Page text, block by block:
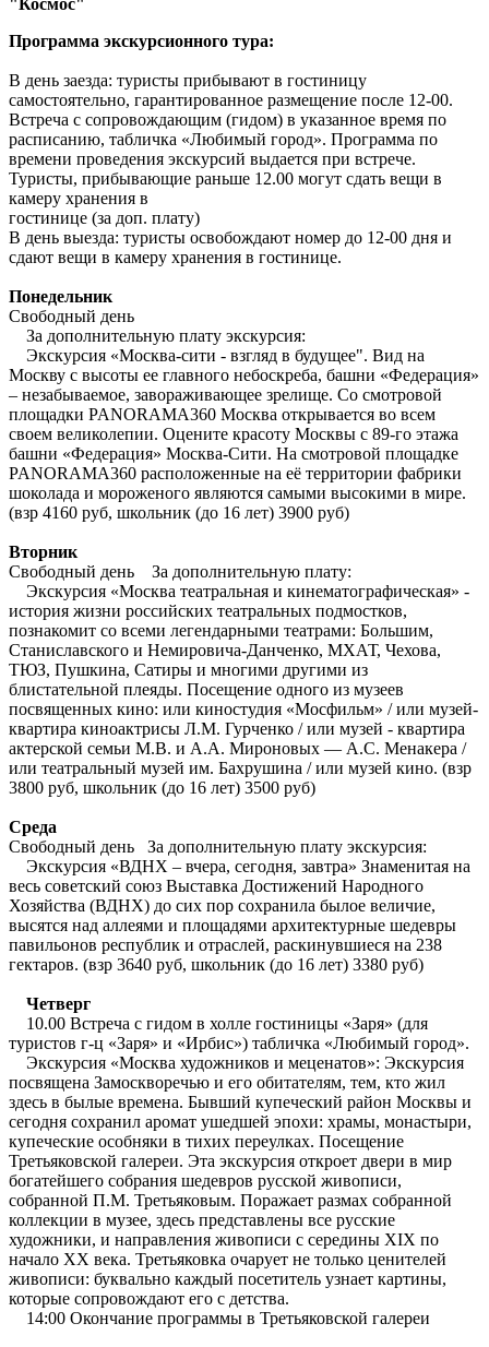
"Космос"
Программа экскурсионного тура:
В день заезда: туристы прибывают в гостиницу
самостоятельно, гарантированное размещение после 12-00.
Встреча с сопровождающим (гидом) в указанное время по
расписанию, табличка «Любимый город». Программа по
времени проведения экскурсий выдается при встрече.
Туристы, прибывающие раньше 12.00 могут сдать вещи в
камеру хранения в
гостинице (за доп. плату)
В день выезда: туристы освобождают номер до 12-00 дня и
сдают вещи в камеру хранения в гостинице.
Понедельник
Свободный день
За дополнительную плату экскурсия:
Экскурсия «Москва-сити - взгляд в будущее". Вид на
Москву с высоты ее главного небоскреба, башни «Федерация»
– незабываемое, завораживающее зрелище. Со смотровой
площадки PANORAMA360 Москва открывается во всем
своем великолепии. Оцените красоту Москвы с 89-го этажа
башни «Федерация» Москва-Сити. На смотровой площадке
PANORAMA360 расположенные на её территории фабрики
шоколада и мороженого являются самыми высокими в мире.
(взр 4160 руб, школьник (до 16 лет) 3900 руб)
Вторник
Свободный день За дополнительную плату:
Экскурсия «Москва театральная и кинематографическая» -
история жизни российских театральных подмостков,
познакомит со всеми легендарными театрами: Большим,
Станиславского и Немировича-Данченко, МХАТ, Чехова,
ТЮЗ, Пушкина, Сатиры и многими другими из
блистательной плеяды. Посещение одного из музеев
посвященных кино: или киностудия «Мосфильм» / или музей-
квартира киноактрисы Л.М. Гурченко / или музей - квартира
актерской семьи М.В. и А.А. Мироновых — А.С. Менакера /
или театральный музей им. Бахрушина / или музей кино. (взр
3800 руб, школьник (до 16 лет) 3500 руб)
Среда
Свободный день За дополнительную плату экскурсия:
Экскурсия «ВДНХ – вчера, сегодня, завтра» Знаменитая на
весь советский союз Выставка Достижений Народного
Хозяйства (ВДНХ) до сих пор сохранила былое величие,
высятся над аллеями и площадями архитектурные шедевры
павильонов республик и отраслей, раскинувшиеся на 238
гектаров. (взр 3640 руб, школьник (до 16 лет) 3380 руб)
Четверг
10.00 Встреча с гидом в холле гостиницы «Заря» (для
туристов г-ц «Заря» и «Ирбис») табличка «Любимый город».
Экскурсия «Москва художников и меценатов»: Экскурсия
посвящена Замоскворечью и его обитателям, тем, кто жил
здесь в былые времена. Бывший купеческий район Москвы и
сегодня сохранил аромат ушедшей эпохи: храмы, монастыри,
купеческие особняки в тихих переулках. Посещение
Третьяковской галереи. Эта экскурсия откроет двери в мир
богатейшего собрания шедевров русской живописи,
собранной П.М. Третьяковым. Поражает размах собранной
коллекции в музее, здесь представлены все русские
художники, и направления живописи с середины XIX по
начало XX века. Третьяковка очарует не только ценителей
живописи: буквально каждый посетитель узнает картины,
которые сопровождают его с детства.
14:00 Окончание программы в Третьяковской галереи